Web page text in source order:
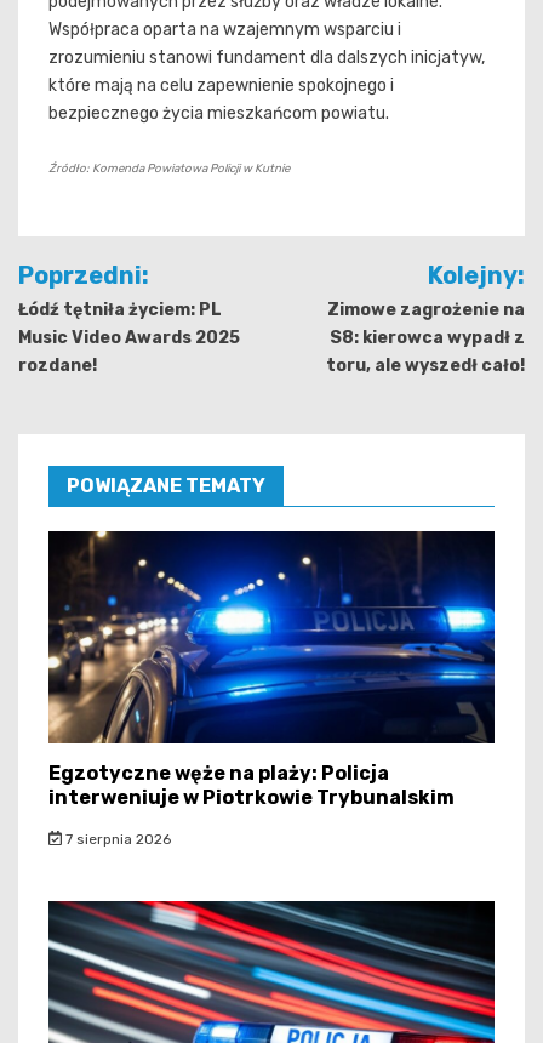
Współpraca oparta na wzajemnym wsparciu i
zrozumieniu stanowi fundament dla dalszych inicjatyw,
które mają na celu zapewnienie spokojnego i
bezpiecznego życia mieszkańcom powiatu.
Źródło: Komenda Powiatowa Policji w Kutnie
Nawigacja
wpisu
Poprzedni:
Łódź tętniła życiem: PL
Music Video Awards 2025
rozdane!
Kolejny:
Zimowe zagrożenie na
S8: kierowca wypadł z
toru, ale wyszedł cało!
POWIĄZANE TEMATY
Egzotyczne węże na plaży: Policja
interweniuje w Piotrkowie Trybunalskim
7 sierpnia 2026